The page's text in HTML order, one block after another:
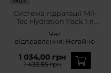
Система гідратації Mil-
Tec Hydration Pack 1 л
Час
відправлення: Негайно
1 034,00 грн
1 433,85 грн